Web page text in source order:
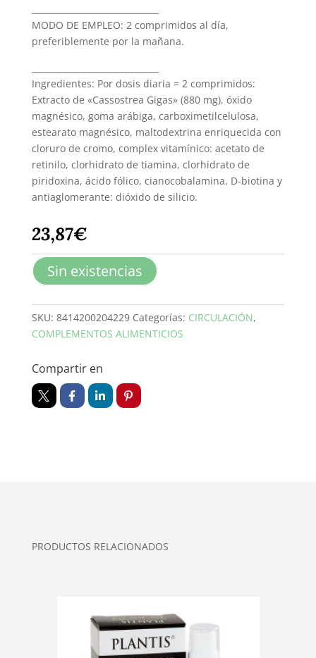
MODO DE EMPLEO: 2 comprimidos al día,
preferiblemente por la mañana.
Ingredientes: Por dosis diaria = 2 comprimidos:
Extracto de «Cassostrea Gigas» (880 mg), óxido
magnésico, goma arábiga, carboximetilcelulosa,
estearato magnésico, maltodextrina enriquecida con
cloruro de cromo, complex vitamínico: acetato de
retinilo, clorhidrato de tiamina, clorhidrato de
piridoxina, ácido fólico, cianocobalamina, D-biotina y
antiaglomerante: dióxido de silicio.
23,87€
Sin existencias
SKU: 8414200204229 Categorías: CIRCULACIÓN,
COMPLEMENTOS ALIMENTICIOS
Compartir en
PRODUCTOS RELACIONADOS